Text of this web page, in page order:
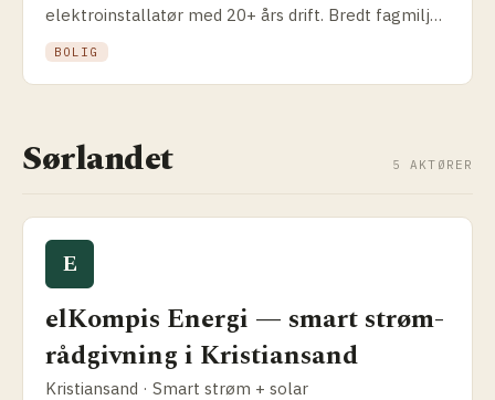
elektroinstallatør med 20+ års drift. Bredt fagmiljø
innen bolig, industri og solcelle — solid base for
Vestfold-prosjekter.
BOLIG
Sørlandet 5 AKTØRER
E
elKompis Energi — smart strøm­
rådgivning i Kristiansand
Kristiansand · Smart strøm + solar